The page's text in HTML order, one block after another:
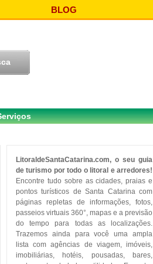
BLOG
LitoraldeSantaCatarina.com, o seu guia
de turismo por todo o litoral e arredores!
Encontre tudo sobre as cidades, praias e
pontos turísticos de Santa Catarina com
páginas repletas de informações, fotos,
passeios virtuais 360°, mapas e a previsão
do tempo para todas as localizações.
Trazemos ainda para você uma ampla
lista com agências de viagem, imóveis,
imobiliárias, hotéis, pousadas, bares,